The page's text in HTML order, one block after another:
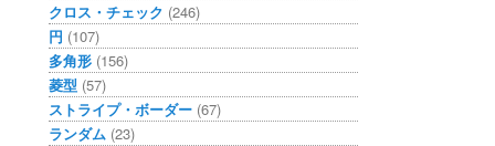
クロス・チェック (246)
円 (107)
多角形 (156)
菱型 (57)
ストライプ・ボーダー (67)
ランダム (23)